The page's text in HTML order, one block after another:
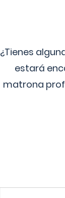
¿Tienes
estará
matrona